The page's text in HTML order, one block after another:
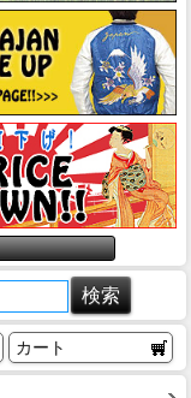
カート